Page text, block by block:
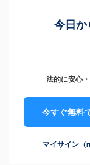
今日か
法的に安心
今すぐ無料
マイサイン（